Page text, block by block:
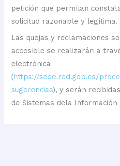
petición que permitan
solicitud razonable y legítima.
Las quejas y reclamaciones
accesible se realizarán a
electrónica
(https://sede.red.gob.es/
sugerencias), y serán
de Sistemas dela Información